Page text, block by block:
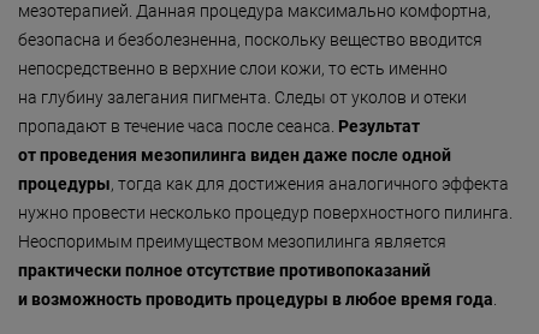
мезотерапией. Данная процедура максимально комфортна,
безопасна и безболезненна, поскольку вещество вводится
непосредственно в верхние слои кожи, то есть именно
на глубину залегания пигмента. Следы от уколов и отеки
пропадают в течение часа после сеанса. Результат
от проведения мезопилинга виден даже после одной
процедуры, тогда как для достижения аналогичного эффекта
нужно провести несколько процедур поверхностного пилинга.
Неоспоримым преимуществом мезопилинга является
практически полное отсутствие противопоказаний
и возможность проводить процедуры в любое время года